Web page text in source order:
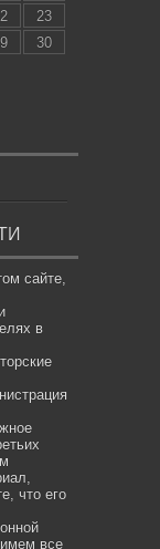
23
30
сайте,
в
что его
все